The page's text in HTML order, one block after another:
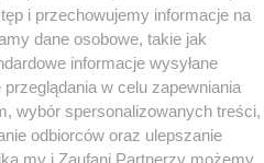
i przechowujemy informacje na
dane osobowe, takie jak
informacje wysyłane
w celu zapewniania
wybór spersonalizowanych treści,
odbiorców oraz ulepszanie
my i Zaufani Partnerzy możemy